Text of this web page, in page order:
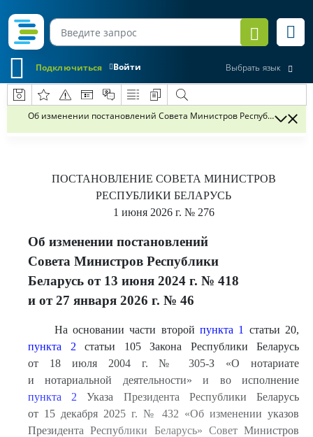
Войти
Подключиться Выбрать язык
Об изменении постановлений Совета Министров Республики
ПОСТАНОВЛЕНИЕ СОВЕТА МИНИСТРОВ
РЕСПУБЛИКИ БЕЛАРУСЬ
1 июня 2026 г. № 276
Об изменении постановлений
Совета Министров Республики
Беларусь от 13 июня 2024 г. № 418
и от 27 января 2026 г. № 46
На основании части второйпункта 1
статьи 20,
пункта 2 статьи 105 Закона Республики Беларусь
от 18 июля 2004 г. № 305-З «О нотариате
и нотариальной деятельности» и во исполнение
пункта 2 Указа Президента Республики Беларусь
от 15 декабря 2025 г. № 432 «Об изменении указов
Президента Республики Беларусь» Совет Министров